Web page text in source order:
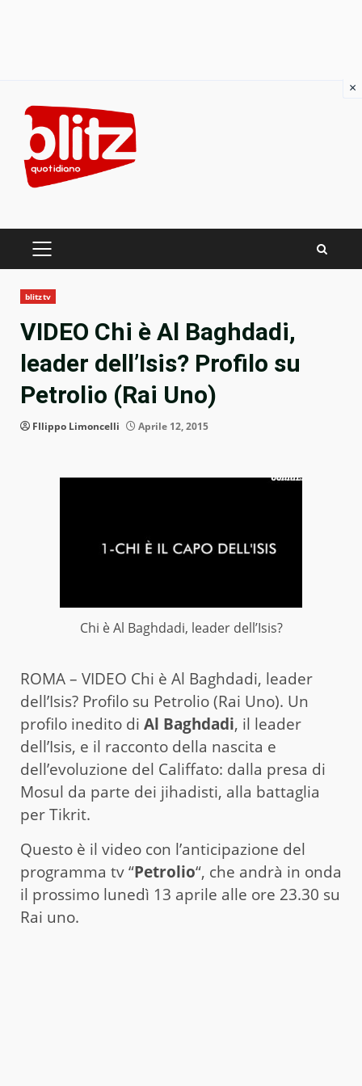
content
PRIMARY
blitztv
VIDEO Chi è Al Baghdadi,
leader dell’Isis? Profilo su
Petrolio (Rai Uno)
FIlippo Limoncelli Aprile 12, 2015
Chi è Al Baghdadi, leader dell’Isis?
ROMA – VIDEO Chi è Al Baghdadi, leader
dell’Isis? Profilo su Petrolio (Rai Uno). Un
profilo inedito di Al Baghdadi, il leader
dell’Isis, e il racconto della nascita e
dell’evoluzione del Califfato: dalla presa di
Mosul da parte dei jihadisti, alla battaglia
per Tikrit.
Questo è il video con l’anticipazione del
programma tv “Petrolio“, che andrà in onda
il prossimo lunedì 13 aprile alle ore 23.30 su
Rai uno.
×